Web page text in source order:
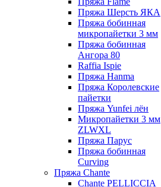
Пряжа Шерсть ЯКА
Пряжа бобинная
микропайетки 3 мм
Пряжа бобинная
Ангора 80
Raffia Ispie
Пряжа Hanma
Пряжа Королевские
пайетки
Пряжа Yunfei лён
Микропайетки 3 мм
ZLWXL
Пряжа Парус
Пряжа бобинная
Curving
Пряжа Chante
Chante PELLICCIA